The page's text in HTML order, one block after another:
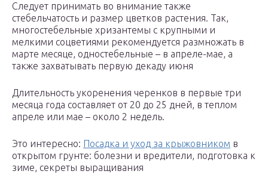
Следует принимать во внимание также
стебельчатость и размер цветков растения. Так,
многостебельные хризантемы с крупными и
мелкими соцветиями рекомендуется размножать в
марте месяце, одностебельные – в апреле-мае, а
также захватывать первую декаду июня
Длительность укоренения черенков в первые три
месяца года составляет от 20 до 25 дней, в теплом
апреле или мае – около 2 недель.
Это интересно: Посадка и уход за крыжовником в
открытом грунте: болезни и вредители, подготовка к
зиме, секреты выращивания